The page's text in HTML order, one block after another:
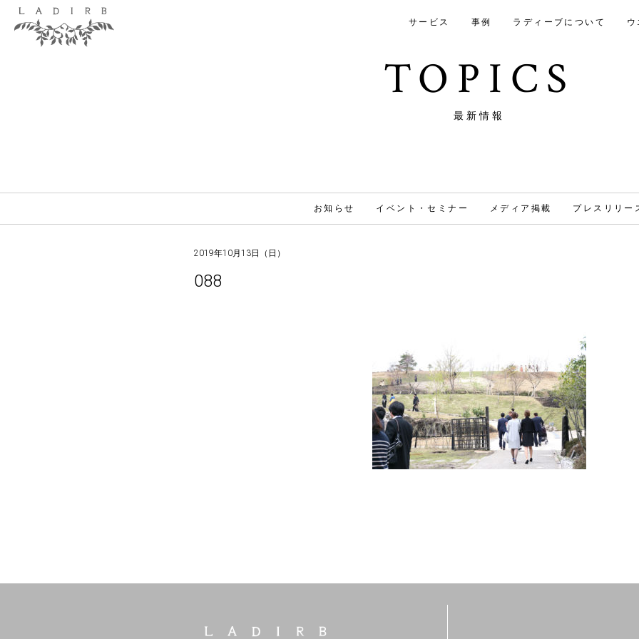
サービス 事例 ラディーブについて
TOPICS
最新情報
お知らせ イベント・セミナー メディア掲載 プレスリリー
2019年10月13日（日）
088